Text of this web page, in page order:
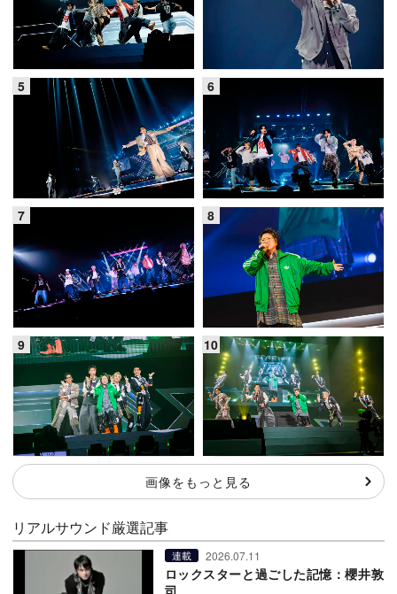
画像をもっと見る
リアルサウンド厳選記事
連載 2026.07.11
ロックスターと過ごした記憶：櫻井敦